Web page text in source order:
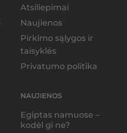
Atsiliepimai
Naujienos
Pirkimo sąlygos ir
taisyklės
Privatumo politika
NAUJIENOS
Egiptas namuose –
kodėl gi ne?